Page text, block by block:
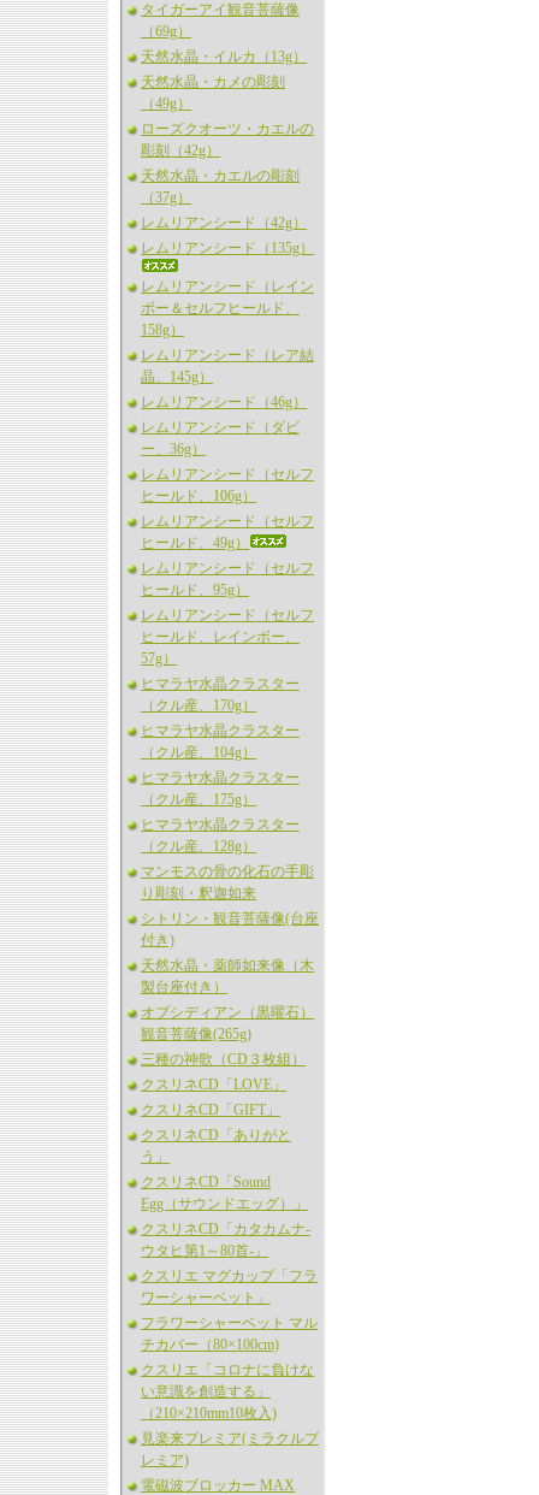
タイガーアイ観音菩薩像
（69g）
天然水晶・イルカ（13g）
天然水晶・カメの彫刻
（49g）
ローズクオーツ・カエルの
彫刻（42g）
天然水晶・カエルの彫刻
（37g）
レムリアンシード（42g）
レムリアンシード（135g）
レムリアンシード（レイン
ボー＆セルフヒールド、
158g）
レムリアンシード（レア結
晶、145g）
レムリアンシード（46g）
レムリアンシード（ダビ
ー、36g）
レムリアンシード（セルフ
ヒールド、106g）
レムリアンシード（セルフ
ヒールド、49g）
レムリアンシード（セルフ
ヒールド、95g）
レムリアンシード（セルフ
ヒールド、レインボー、
57g）
ヒマラヤ水晶クラスター
（クル産、170g）
ヒマラヤ水晶クラスター
（クル産、104g）
ヒマラヤ水晶クラスター
（クル産、175g）
ヒマラヤ水晶クラスター
（クル産、128g）
マンモスの骨の化石の手彫
り彫刻・釈迦如来
シトリン・観音菩薩像(台座
付き)
天然水晶・薬師如来像（木
製台座付き）
オブシディアン（黒曜石）
観音菩薩像(265g)
三種の神歌（CD３枚組）
クスリネCD「LOVE」
クスリネCD「GIFT」
クスリネCD「ありがと
う」
クスリネCD「Sound
Egg（サウンドエッグ）」
クスリネCD「カタカムナ-
ウタヒ第1～80首-」
クスリエ マグカップ「フラ
ワーシャーベット」
フラワーシャーベット マル
チカバー（80×100cm)
クスリエ「コロナに負けな
い意識を創造する」
（210×210mm10枚入)
見楽来プレミア(ミラクルプ
レミア)
電磁波ブロッカー MAX